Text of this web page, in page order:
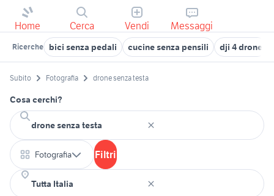
Home Cerca Vendi Messaggi
Ricerche bici senza pedali cucine senza pensili dji 4 drone
Subito Fotografia drone senza testa
Cosa cerchi?
Fotografia Filtri